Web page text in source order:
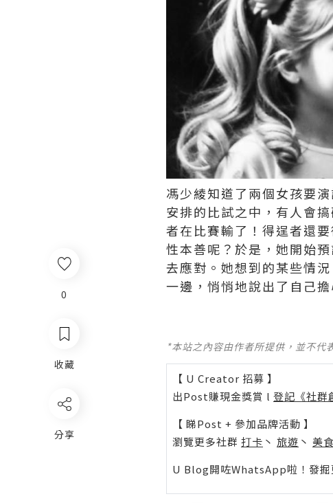
0
收藏
分享
馮少綾知道了兩個女孩要
安排的比試之中，有人會
者在比賽輸了！得逞者還
性本善呢？於是，她開始
去應對。她想到的某些情
一邊，悄悄地說出了自己
*本站之內容由作者所提供，並不代
【 U Creator 招募 】
出Post賺現金獎賞 l 登記《社群
【 睇Post + 參加品牌活動 】
瀏覽更多社群 打卡 丶 旅遊 丶 美食
U Blog開咗WhatsApp啦！發掘